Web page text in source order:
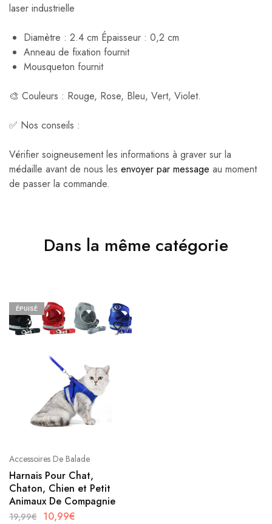
laser industrielle
Diamètre : 2.4 cm Épaisseur : 0,2 cm
Anneau de fixation fournit
Mousqueton fournit
🎨 Couleurs : Rouge, Rose, Bleu, Vert, Violet.
✅ Nos conseils :
Vérifier soigneusement les informations à graver sur la
médaille avant de nous les envoyer par message au moment
de passer la commande.
Dans la même catégorie
ÉPUISÉ
Accessoires De Balade
Harnais Pour Chat,
Chaton, Chien et Petit
Animaux De Compagnie
19,99€ 10,99€